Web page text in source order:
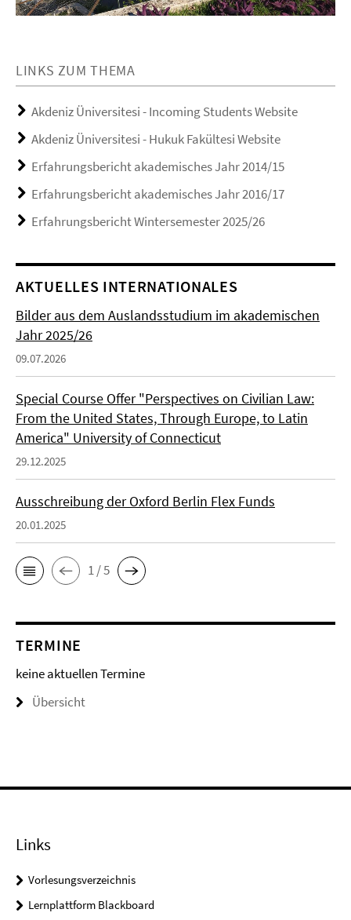
LINKS ZUM THEMA
Akdeniz Üniversitesi - Incoming Students Website
Akdeniz Üniversitesi - Hukuk Fakültesi Website
Erfahrungsbericht akademisches Jahr 2014/15
Erfahrungsbericht akademisches Jahr 2016/17
Erfahrungsbericht Wintersemester 2025/26
AKTUELLES INTERNATIONALES
Bilder aus dem Auslandsstudium im akademischen
Jahr 2025/26
09.07.2026
Special Course Offer "Perspectives on Civilian Law:
From the United States, Through Europe, to Latin
America" University of Connecticut
29.12.2025
Ausschreibung der Oxford Berlin Flex Funds
20.01.2025
1 / 5
TERMINE
keine aktuellen Termine
Übersicht
Links
Vorlesungsverzeichnis
Lernplattform Blackboard